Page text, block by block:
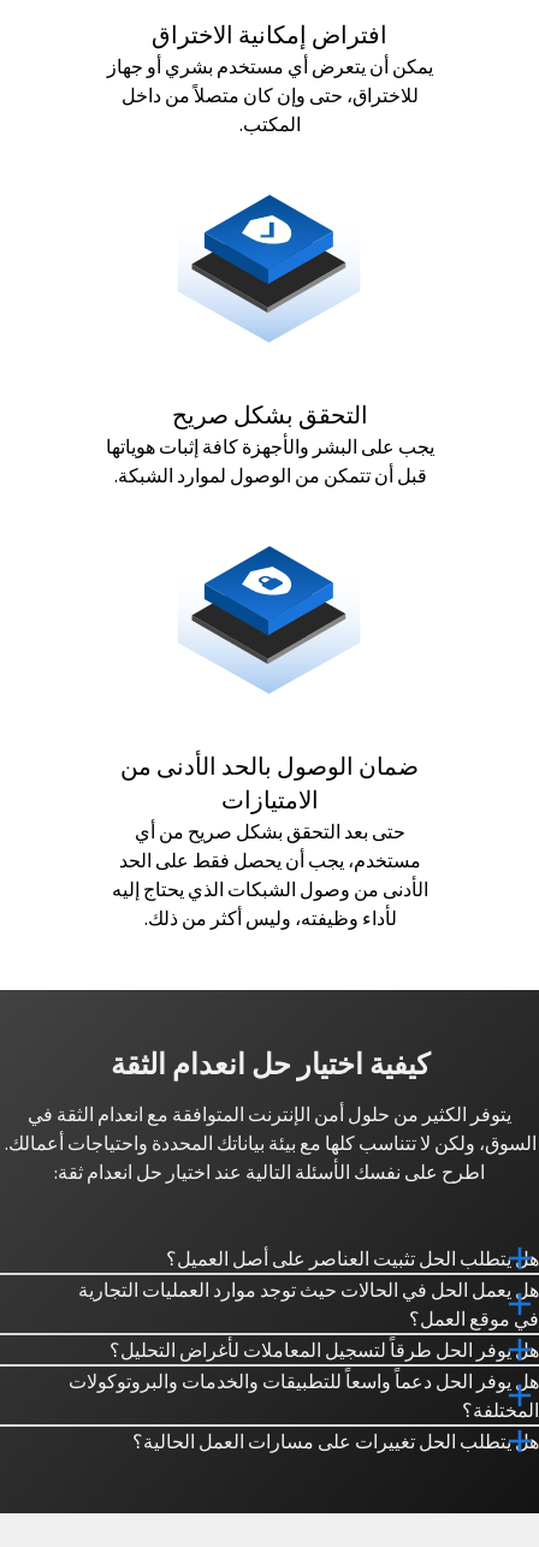
افتراض إمكانية الاختراق
يمكن أن يتعرض أي مستخدم بشري أو جهاز
للاختراق، حتى وإن كان متصلاً من داخل
المكتب.
التحقق بشكل صريح
يجب على البشر والأجهزة كافة إثبات هوياتها
قبل أن تتمكن من الوصول لموارد الشبكة.
ضمان الوصول بالحد الأدنى من
الامتيازات
حتى بعد التحقق بشكل صريح من أي
مستخدم، يجب أن يحصل فقط على الحد
الأدنى من وصول الشبكات الذي يحتاج إليه
لأداء وظيفته، وليس أكثر من ذلك.
كيفية اختيار حل انعدام الثقة
يتوفر الكثير من حلول أمن الإنترنت المتوافقة مع انعدام الثقة في
السوق، ولكن لا تتناسب كلها مع بيئة بياناتك المحددة واحتياجات أعمالك.
اطرح على نفسك الأسئلة التالية عند اختيار حل انعدام ثقة:
هل يتطلب الحل تثبيت العناصر على أصل العميل؟
هل يعمل الحل في الحالات حيث توجد موارد العمليات التجارية
في موقع العمل؟
هل يوفر الحل طرقاً لتسجيل المعاملات لأغراض التحليل؟
هل يوفر الحل دعماً واسعاً للتطبيقات والخدمات والبروتوكولات
المختلفة؟
هل يتطلب الحل تغييرات على مسارات العمل الحالية؟